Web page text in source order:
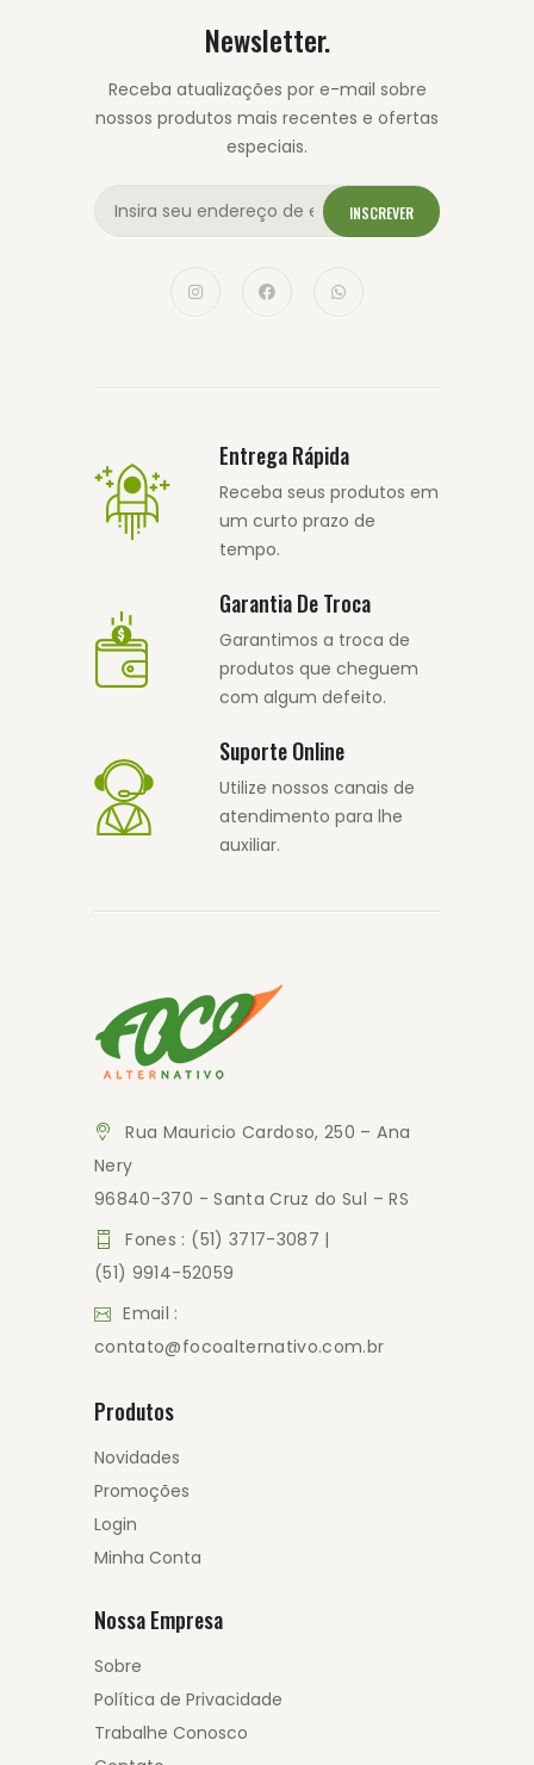
Newsletter.
Receba atualizações por e-mail sobre
nossos produtos mais recentes e ofertas
especiais.
INSCREVER
Entrega Rápida
Receba seus produtos em
um curto prazo de
tempo.
Garantia De Troca
Garantimos a troca de
produtos que cheguem
com algum defeito.
Suporte Online
Utilize nossos canais de
atendimento para lhe
auxiliar.
Rua Mauricio Cardoso, 250 – Ana
Nery
96840-370 - Santa Cruz do Sul – RS
Fones : (51) 3717-3087 |
(51) 9914-52059
Email :
contato@focoalternativo.com.br
Produtos
Novidades
Promoções
Login
Minha Conta
Nossa Empresa
Sobre
Política de Privacidade
Trabalhe Conosco